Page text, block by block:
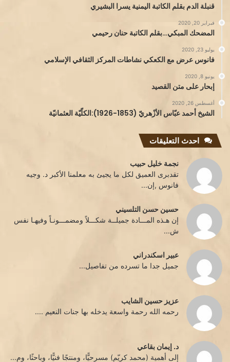
قنبلة الدم بقلم الكاتبة اليمنية يسرا البشيري
فبراير 20, 2020
المضحك المبكي…بقلم الكاتبة حنان رحيمي
يوليو 23, 2020
فانوس عرض مع الكعكي نشاطات المركز الثقافي الإسلامي
يونيو 8, 2020
إبحار على متن القصيد
أغسطس 26, 2020
الشيخ أحمد عبّاس الأزْهريّ (1853-1926):الكلّيّة العثمانيّة
احدث التعليقات
نجمة خليل حبيب
تقدبرى العميق لكل ما يجيئ به معلمنا الأكبر د. وجيه
فانوس ,إن...
حسين حسن التلسيني
إن هـذه المـــادة جميلــة شكـــلاً ومضمـــونـاً وفيهـا نفس
ش...
عبير اسكندراني
جميل جدا ما تسرده من تفاصيل...
عزيز حسين الشايب
رحمه الله رحمة واسعة يدخله بها جنات النعيم ....
د. إيمان بقاعي
إلى أهمية (محمد كريّم) مسرحيًّا، ومنتجًا فنيًّا، وباحثًا، وم...